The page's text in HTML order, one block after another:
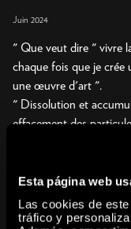
Esta página web
Las cookies de
tráfico y
Juin 2024
" Que veut dire " vivre
chaque fois que je crée
une œuvre d'art ".
" Dissolution et
effacement des
L'artiste et écrivaine
Nagano, 1929) est
historiens de l'art pour